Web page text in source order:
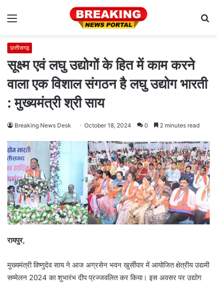
Menu
छत्तीसगढ़
सूक्ष्म एवं लघु उद्योगों के हित में काम करने
वाला एक विशाल संगठन है लघु उद्योग भारती
: मुख्यमंत्री श्री साय
Breaking News Desk October 18, 2024 0 2 minutes read
रायपुर,
मुख्यमंत्री विष्णुदेव साय ने आज अग्रसेन भवन खुर्सीपार में आयोजित क्षेत्रीय उद्यमी
सम्मेलन 2024 का शुभारंभ दीप प्रज्जवलित कर किया। इस अवसर पर उद्योग